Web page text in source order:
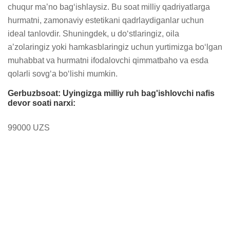
chuqur maʼno bagʻishlaysiz. Bu soat milliy qadriyatlarga
hurmatni, zamonaviy estetikani qadrlaydiganlar uchun
ideal tanlovdir. Shuningdek, u doʻstlaringiz, oila
aʼzolaringiz yoki hamkasblaringiz uchun yurtimizga boʻlgan
muhabbat va hurmatni ifodalovchi qimmatbaho va esda
qolarli sovgʻa boʻlishi mumkin.
Gerbuzbsoat: Uyingizga milliy ruh bag'ishlovchi nafis
devor soati narxi:
99000 UZS